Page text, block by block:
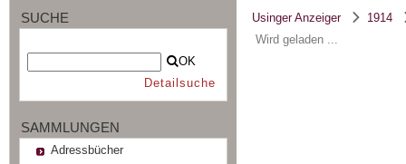
SUCHE
OK
Detailsuche
SAMMLUNGEN
Adressbücher
Usinger Anzeiger 1914
Wird geladen ...